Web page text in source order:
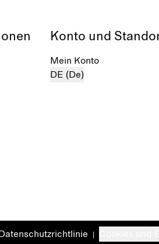
Konto und
Mein Konto
DE (De)
Datenschutzrichtlinie